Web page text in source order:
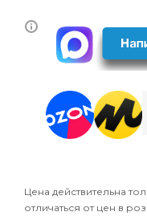
Цена действительна
отличаться от цен в